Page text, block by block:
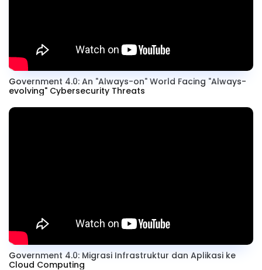
Government 4.0: An "Always-on" World Facing "Always-
evolving" Cybersecurity Threats
Government 4.0: Migrasi Infrastruktur dan Aplikasi ke
Cloud Computing